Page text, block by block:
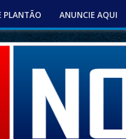
PLANTÃO ANUNCIE AQUI